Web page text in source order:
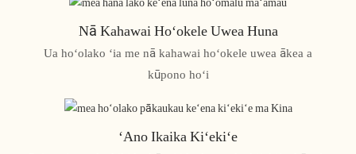
Nā Kahawai Hoʻokele Uwea Huna
Ua hoʻolako ʻia me nā kahawai hoʻokele uwea ākea a
kūpono hoʻi
ʻAno Ikaika Kiʻekiʻe